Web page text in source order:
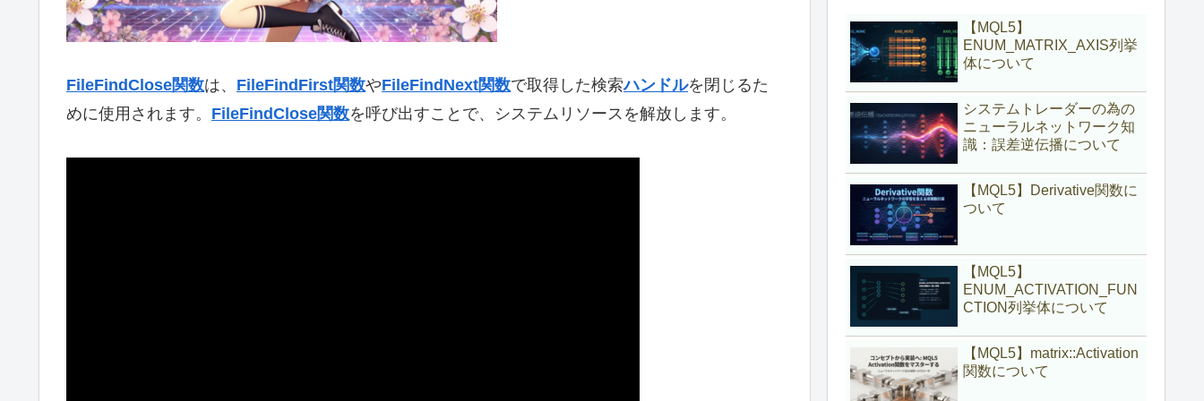
FileFindClose関数は、 FileFindFirst関数やFileFindNext関数で取得した検索ハンドルを閉じるた
めに使用されます。 FileFindClose関数を呼び出すことで、システムリソースを解放します。
【MQL5】
ENUM_MATRIX_AXIS列挙
体について
システムトレーダーの為の
ニューラルネットワーク知
識：誤差逆伝播について
【MQL5】Derivative関数に
ついて
【MQL5】
ENUM_ACTIVATION_FUN
CTION列挙体について
【MQL5】matrix::Activation
関数について